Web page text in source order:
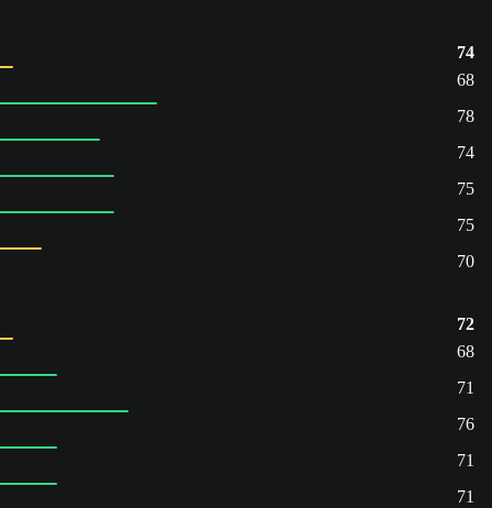
74
68
78
74
75
75
70
72
68
71
76
71
71